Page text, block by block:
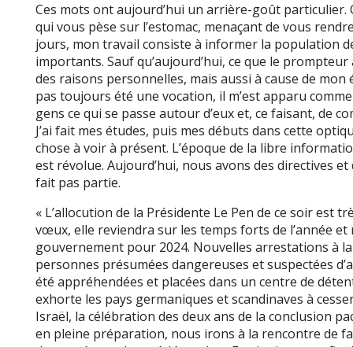
Ces mots ont aujourd’hui un arrière-goût particulier.
qui vous pèse sur l’estomac, menaçant de vous
jours, mon travail consiste à informer la population
importants. Sauf qu’aujourd’hui, ce que le
des raisons personnelles, mais aussi à cause de mon
pas toujours été une vocation, il m’est apparu
gens ce qui se passe autour d’eux et, ce faisant, de
J’ai fait mes études, puis mes débuts dans cette
chose à voir à présent. L’époque de la libre
est révolue. Aujourd’hui, nous avons des directives
fait pas partie.
« L’allocution de la Présidente Le Pen de ce soir est
vœux, elle reviendra sur les temps forts de l’année
gouvernement pour 2024. Nouvelles arrestations à
personnes présumées dangereuses et suspectées
été appréhendées et placées dans un centre de
exhorte les pays germaniques et scandinaves à
Israël, la célébration des deux ans de la conclusion
en pleine préparation, nous irons à la rencontre de